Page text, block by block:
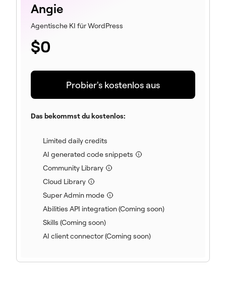
Angie
Agentische KI für WordPress
$0
Probier's kostenlos aus
Das bekommst du kostenlos:
Limited daily credits
AI generated code snippets (enthalten)
Community Library (enthalten)
Cloud Library (enthalten)
Super Admin mode (enthalten)
Abilities API integration (Coming soon)(included)
Skills (Coming soon)(included)
AI client connector (Coming soon)(included)